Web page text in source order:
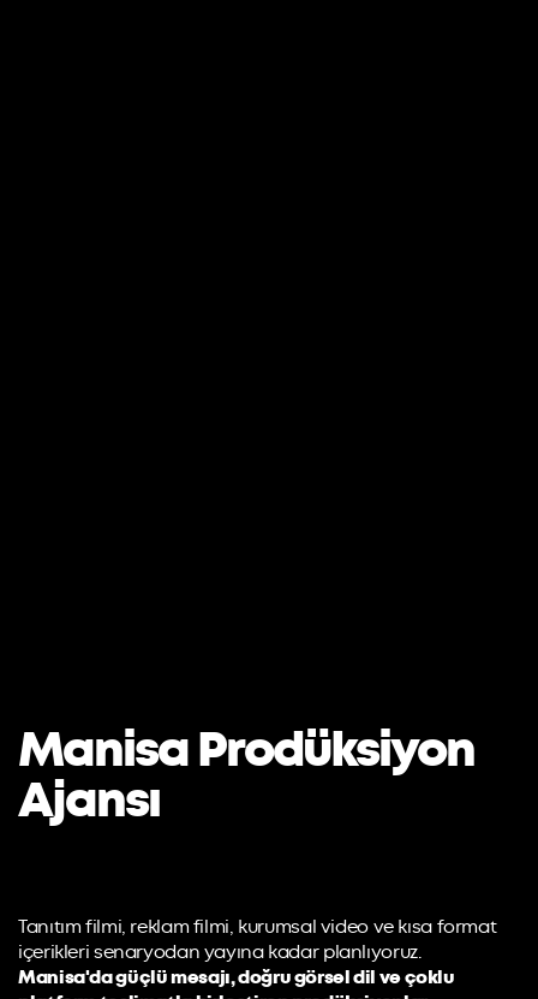
Manisa Prodüksiyon
Ajansı
Tanıtım filmi, reklam filmi, kurumsal video ve kısa format
içerikleri senaryodan yayına kadar planlıyoruz.
Manisa'da güçlü mesajı, doğru görsel dil ve çoklu